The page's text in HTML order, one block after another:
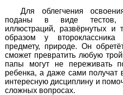
3
1
2 3 4 5 6
1
2 3 4
Для облегчения
поданы в виде тестов,
иллюстраций, развёрнутых и
образом у
предмету, природе. Он
сможет превратить любую
папы могут не переживать
ребенка, а даже сами получат
интересную дисциплину и
сложных вопросах.